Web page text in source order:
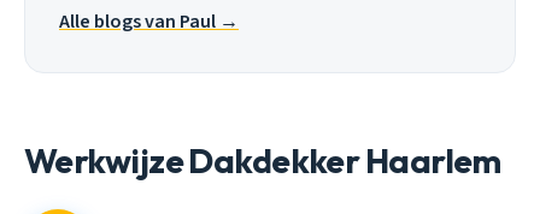
Alle blogs van Paul →
Werkwijze Dakdekker Haarlem